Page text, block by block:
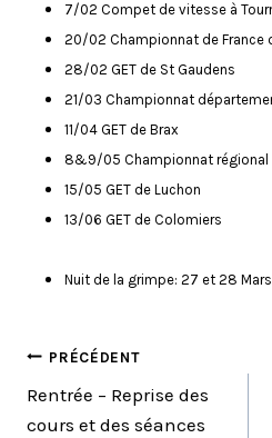
7/02 Compet de vitesse à
20/02 Championnat de France
28/02 GET de St Gaudens
21/03 Championnat
11/04 GET de Brax
8&9/05 Championnat
15/05 GET de Luchon
13/06 GET de Colomiers
Nuit de la grimpe: 27 et 28
NAVIGATION
DE
PRÉCÉDENT
Rentrée – Reprise des
cours et des séances